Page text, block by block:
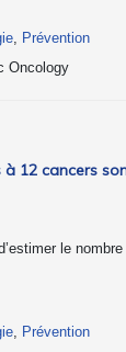
, Prévention
Oncology
12 cancers
le
, Prévention